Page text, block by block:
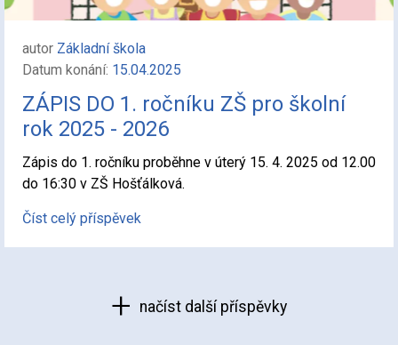
autor Základní škola
Datum konání: 15.04.2025
ZÁPIS DO 1. ročníku ZŠ pro školní
rok 2025 - 2026
Zápis do 1. ročníku proběhne v úterý 15. 4. 2025 od 12.00
do 16:30 v ZŠ Hošťálková.
Číst celý příspěvek
načíst další příspěvky